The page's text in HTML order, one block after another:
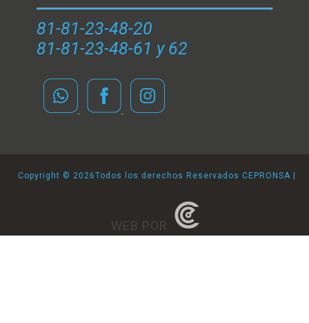
81-81-23-48-20
81-81-23-48-61 y 62
Copyright © 2026Todos los derechos Reservados CEPRONSA |
WEB POR